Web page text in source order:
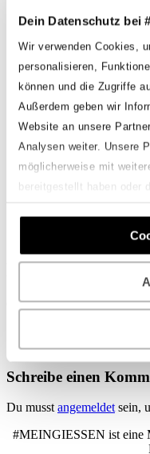
Dein Datenschutz bei
Wir verwenden Cookies,
personalisieren,
können und die Zugriffe
Außerdem geben wir
Website an unsere
Analysen weiter. Unsere
möglicherweise mit
bereitgestellt haben oder
Fotowalks
Fotowettbewerb
Der
Foto einsenden
Archiv
Einsendungen
Einsendungen
Einsendungen
Felix Hartbrod
Geschrieben vonFabian
Weiter
Schreibe einen
Du musst angemeldet sein,
#MEINGIESSEN ist eine